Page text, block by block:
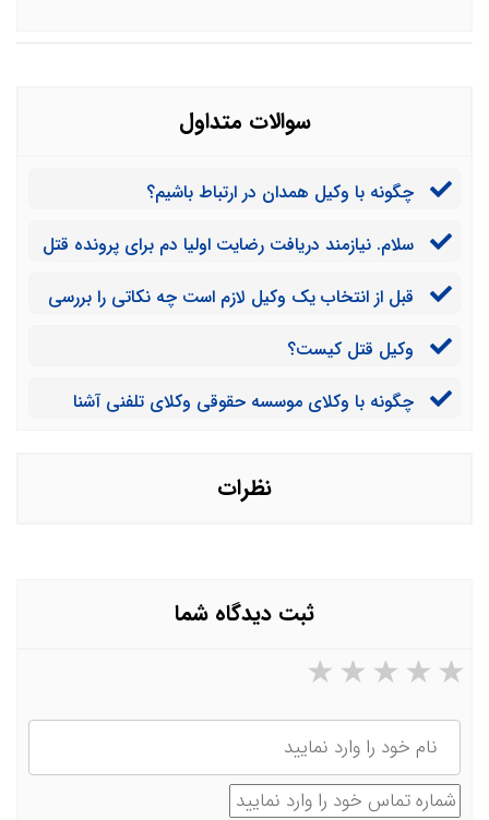
سوالات متداول
چگونه با وکیل همدان در ارتباط باشیم؟
سلام. نیازمند دریافت رضایت اولیا دم برای پرونده قتل
قبل از انتخاب یک وکیل لازم است چه نکاتی را بررسی
چگونه با وکلای موسسه حقوقی وکلای تلفنی آشنا
نظرات
ثبت دیدگاه شما
۵ ستاره از ۵ ۴ ستاره از ۵ ۳ ستاره از ۵ ۲ ستاره از ۵
نام
شماره تماس